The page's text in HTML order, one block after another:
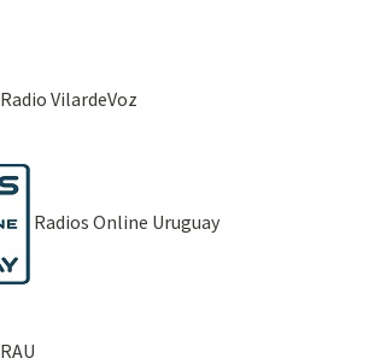
Radio VilardeVoz
Radios Online Uruguay
RAU